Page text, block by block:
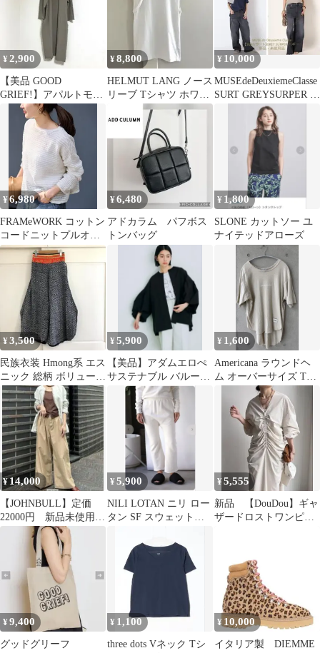
¥2,900
【美品 GOOD
GRIEF!】アパルトモン
別注ニットカーディガ
ン ベージュ
¥8,800
HELMUT LANG ノース
リーブ Tシャツ ホワイ
ト S 美品 アーカイブ
¥ 10,000
MUSEdeDeuxiemeClasse
SURT GREYSURPER バ
¥6,980
FRAMeWORK コットン
コードニットプルオー
バー
¥6,480
アドカラム パフボス
トンバッグ
¥ 1,800
SLONE カットソー ユ
ナイテッドアローズ
¥3,500
民族衣装 Hmong系 エス
ニック 総柄 ボリューム
パンツモン族 古着
¥5,900
【美品】アダムエロぺ
サステナブル バルーン
スリーブシャツカーデ
ィガン
¥ 1,600
Americana ラウンドヘ
ム オーバーサイズ Tシ
ャツ ベージュ日本製
¥14,000
【JOHNBULL】定価
22000円 新品未使用タ
グ付き ワイドパンツ
¥5,900
NILI LOTAN ニリ ロー
タン SF スウェットパ
¥5,555
新品 【DouDou】ギャ
ザードロストワンピー
¥9,400
グッドグリーフ
¥ 1,100
three dots Vネック Tシ
¥ 10,000
イタリア製 DIEMME